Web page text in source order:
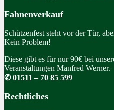
Fahnenverkauf
Schützenfest steht vor der Tür,
Kein Problem!
Diese gibt es für nur 90€ bei
Veranstaltungen Manfred Werner.
✆ 01511 – 70 85 599
Rechtliches